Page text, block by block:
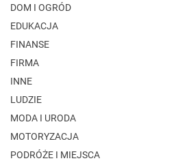
DOM I OGRÓD
EDUKACJA
FINANSE
FIRMA
INNE
LUDZIE
MODA I URODA
MOTORYZACJA
PODRÓŻE I MIEJSCA